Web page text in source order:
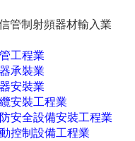
管制射頻器材輸入業
工程業
承裝業
安裝業
安裝工程業
安全設備安裝工程業
控制設備工程業